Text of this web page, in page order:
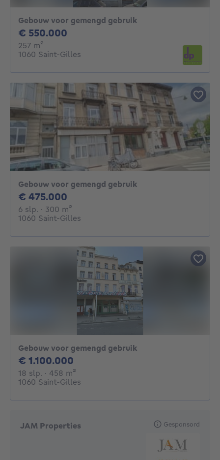
Gebouw voor gemengd gebruik
€ 550.000
257 m²
1060 Saint-Gilles
Gebouw voor gemengd gebruik
€ 475.000
6 slp. 6 slaapkamers
· 300 m²
1060 Saint-Gilles
Gebouw voor gemengd gebruik
€ 1.100.000
18 slp. 18 slaapkamers
· 458 m²
1060 Saint-Gilles
JAM Properties Gesponsord